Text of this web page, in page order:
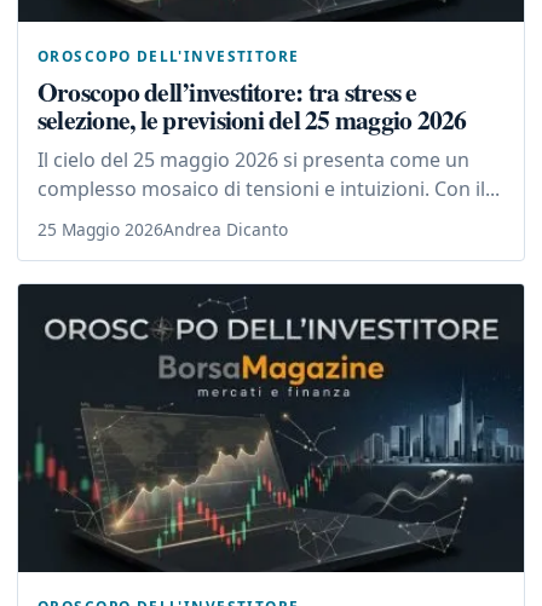
OROSCOPO DELL'INVESTITORE
Oroscopo dell’investitore: tra stress e
selezione, le previsioni del 25 maggio 2026
Il cielo del 25 maggio 2026 si presenta come un
complesso mosaico di tensioni e intuizioni. Con il...
25 Maggio 2026Andrea Dicanto